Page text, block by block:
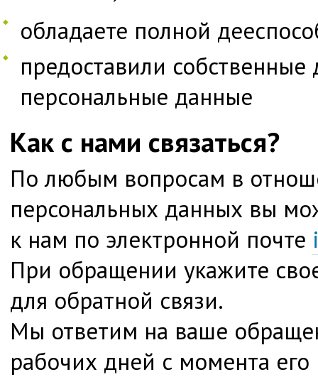
обладаете полной
предоставили собственные
персональные данные
Как с нами связаться?
По любым вопросам в
персональных данных вы
к нам по электронной почте
При обращении укажите
для обратной связи.
Мы ответим на ваше
рабочих дней с момента его